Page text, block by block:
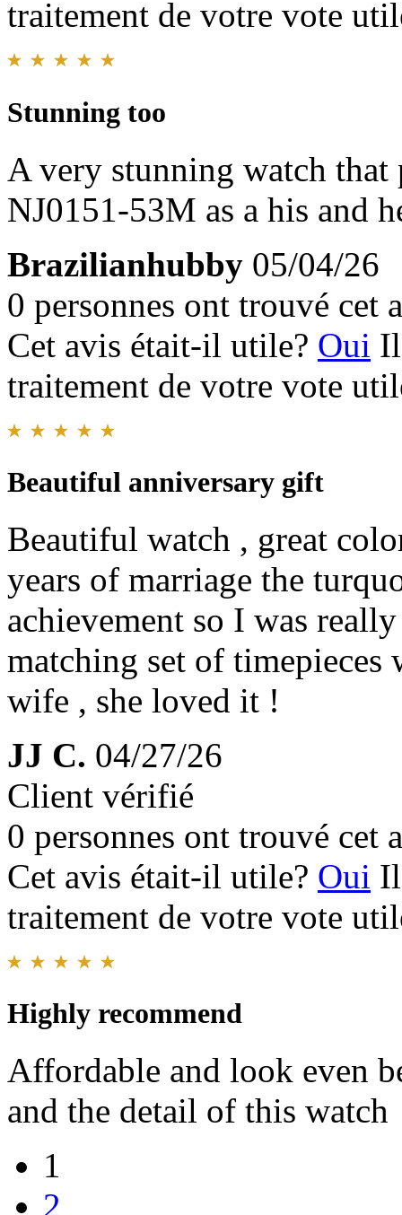
traitement de votre vote
Stunning too
A very stunning watch
NJ0151-53M as a his and
Brazilianhubby 05/04/26
0 personnes ont trouvé cet
Cet avis était-il utile? Oui
traitement de votre vote
Beautiful anniversary gift
Beautiful watch , great
years of marriage the
achievement so I was
matching set of
wife , she loved it !
JJ C. 04/27/26
Client vérifié
0 personnes ont trouvé cet
Cet avis était-il utile? Oui
traitement de votre vote
Highly recommend
Affordable and look even
and the detail of this watch
1
2